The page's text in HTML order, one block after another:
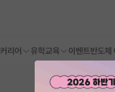
커리어 유학교육 이벤트반도체